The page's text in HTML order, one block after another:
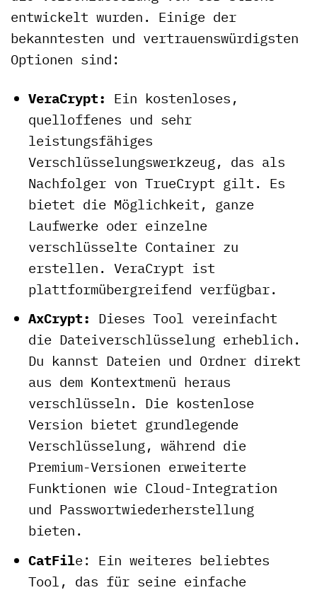
entwickelt wurden. Einige der
bekanntesten und vertrauenswürdigsten
Optionen sind:
VeraCrypt: Ein kostenloses,
quelloffenes und sehr
leistungsfähiges
Verschlüsselungswerkzeug, das als
Nachfolger von TrueCrypt gilt. Es
bietet die Möglichkeit, ganze
Laufwerke oder einzelne
verschlüsselte Container zu
erstellen. VeraCrypt ist
plattformübergreifend verfügbar.
AxCrypt: Dieses Tool vereinfacht
die Dateiverschlüsselung erheblich.
Du kannst Dateien und Ordner direkt
aus dem Kontextmenü heraus
verschlüsseln. Die kostenlose
Version bietet grundlegende
Verschlüsselung, während die
Premium-Versionen erweiterte
Funktionen wie Cloud-Integration
und Passwortwiederherstellung
bieten.
CatFile: Ein weiteres beliebtes
Tool, das für seine einfache